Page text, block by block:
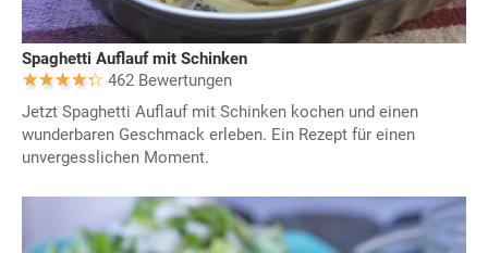
Spaghetti Auflauf mit Schinken
462 Bewertungen
Jetzt Spaghetti Auflauf mit Schinken kochen und einen
wunderbaren Geschmack erleben. Ein Rezept für einen
unvergesslichen Moment.